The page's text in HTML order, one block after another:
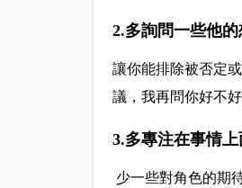
2.多詢問一些他
讓你能排除被否定
議，我再問你好不好
3.多專注在事情上
少一些對角色的期